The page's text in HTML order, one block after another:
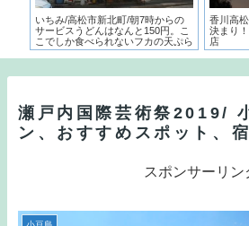
いちみ/高松市新北町/朝7時からの
サービスうどんはなんと150円。こ
こでしか食べられないフカの天ぷら
とは？？
香川高
決まり
店
瀬戸内国際芸術祭2019/
ン、おすすめスポット、
スポンサーリン